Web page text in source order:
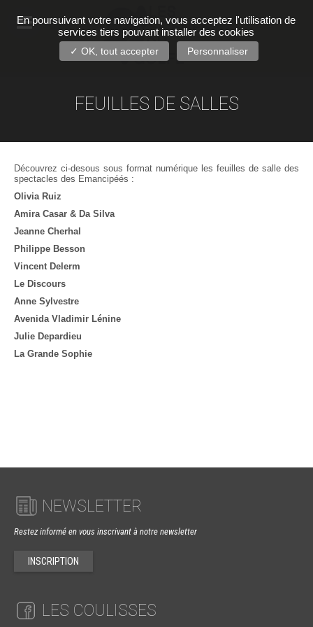
FEUILLES DE SALLES
Découvrez ci-desous sous format numérique les feuilles de salle des
spectacles des Emancipéés :
Olivia Ruiz
Amira Casar & Da Silva
Jeanne Cherhal
Philippe Besson
Vincent Delerm
Le Discours
Anne Sylvestre
Avenida Vladimir Lénine
Julie Depardieu
La Grande Sophie
NEWSLETTER
Restez informé en vous inscrivant à notre newsletter
INSCRIPTION
LES COULISSES
En poursuivant votre navigation, vous acceptez l'utilisation de
services tiers pouvant installer des cookies
✓ OK, tout accepter Personnaliser